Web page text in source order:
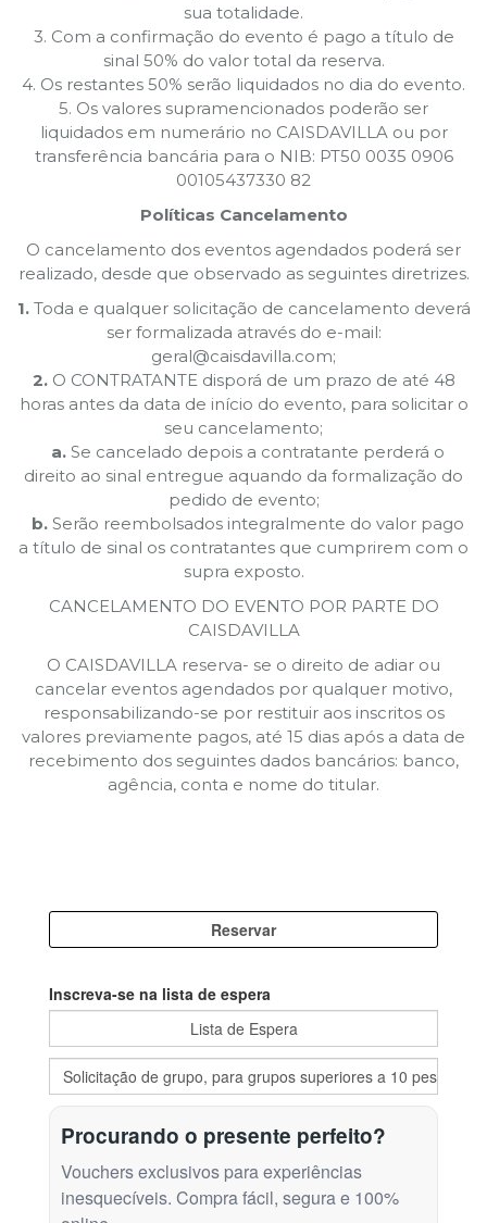
sua totalidade.
3. Com a confirmação do evento é pago a título de
sinal 50% do valor total da reserva.
4. Os restantes 50% serão liquidados no dia do evento.
5. Os valores supramencionados poderão ser
liquidados em numerário no CAISDAVILLA ou por
transferência bancária para o NIB: PT50 0035 0906
00105437330 82
Políticas Cancelamento
O cancelamento dos eventos agendados poderá ser
realizado, desde que observado as seguintes diretrizes.
1.⁠ ⁠Toda e qualquer solicitação de cancelamento deverá
ser formalizada através do e-mail:
geral@caisdavilla.com;
2.⁠ ⁠O CONTRATANTE disporá de um prazo de até 48
horas antes da data de início do evento, para solicitar o
seu cancelamento;
a. Se cancelado depois a contratante perderá o
direito ao sinal entregue aquando da formalização do
pedido de evento;
b. Serão reembolsados integralmente do valor pago
a título de sinal os contratantes que cumprirem com o
supra exposto.
CANCELAMENTO DO EVENTO POR PARTE DO
CAISDAVILLA
O CAISDAVILLA reserva- se o direito de adiar ou
cancelar eventos agendados por qualquer motivo,
responsabilizando-se por restituir aos inscritos os
valores previamente pagos, até 15 dias após a data de
recebimento dos seguintes dados bancários: banco,
agência, conta e nome do titular.